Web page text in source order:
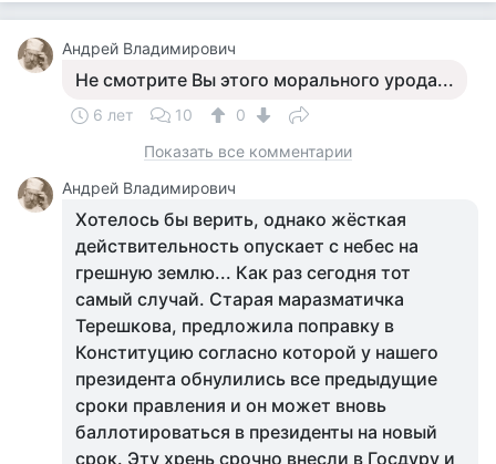
Андрей Владимирович
Не смотрите Вы этого морального урода...
6 лет 10
0
Показать все комментарии
Андрей Владимирович
Хотелось бы верить, однако жёсткая
действительность опускает с небес на
грешную землю... Как раз сегодня тот
самый случай. Старая маразматичка
Терешкова, предложила поправку в
Конституцию согласно которой у нашего
президента обнулились все предыдущие
сроки правления и он может вновь
баллотироваться в президенты на новый
срок. Эту хрень срочно внесли в Госдуру и